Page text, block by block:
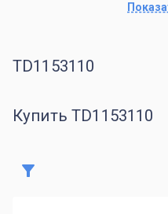
TD1153110
Купить TD1153110